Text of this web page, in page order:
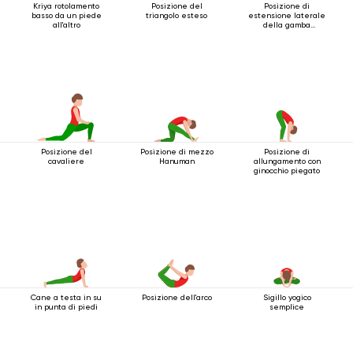
Kriya rotolamento
basso da un piede
all'altro
Posizione del
triangolo esteso
Posizione di
estensione laterale
della gamba
Posizione del
cavaliere
Posizione di mezzo
Hanuman
Posizione di
allungamento con
ginocchio piegato
Cane a testa in su
in punta di piedi
Posizione dell'arco
Sigillo yogico
semplice